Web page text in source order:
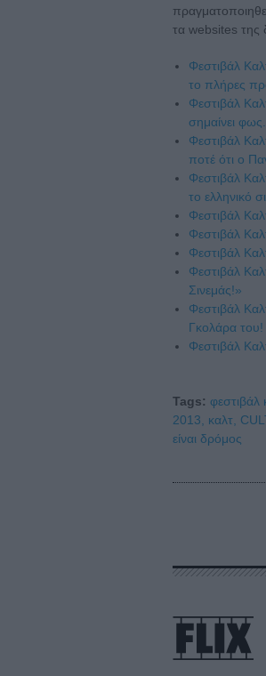
τα websites της
Φεστιβάλ
το πλήρες
Φεστιβάλ
σημαίνει
Φεστιβάλ
ποτέ ότι ο
Φεστιβάλ
το ελληνικό
Φεστιβάλ
Φεστιβάλ
Φεστιβάλ
Φεστιβάλ
Σινεμάς!»
Φεστιβάλ
Γκολάρα του!
Φεστιβάλ
Tags: φεστιβάλ
2013,
καλτ,
είναι δρόμος